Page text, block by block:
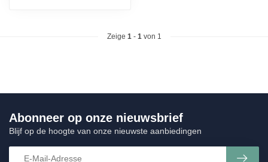
Zeige 1- 1von 1
Abonneer op onze nieuwsbrief
Blijf op de hoogte van onze nieuwste aanbiedingen